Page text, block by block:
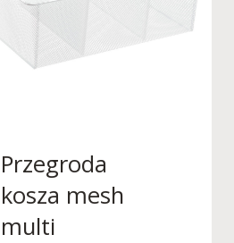
Przegroda
kosza mesh
multi